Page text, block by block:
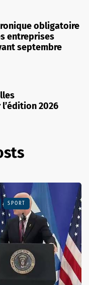
obligatoire
entreprises
septembre
2026
SPORT